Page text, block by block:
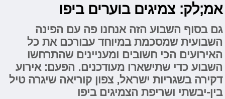
אמ;לק: צמיגים בוערים ביפו
גם בסוף השבוע הזה אנחנו פה עם הפינה
השבועית שמסכמת במיוחד עבורכם את כל
האירועים הכי חשובים ומעניינים שהתרחשו
השבוע כדי שתישארו מעודכנים. הפעם: אירוע
דקירה בשגריות ישראל, צפון קוריאה שיגרה טיל
בין-יבשתי ושריפת הצמיגים ביפו